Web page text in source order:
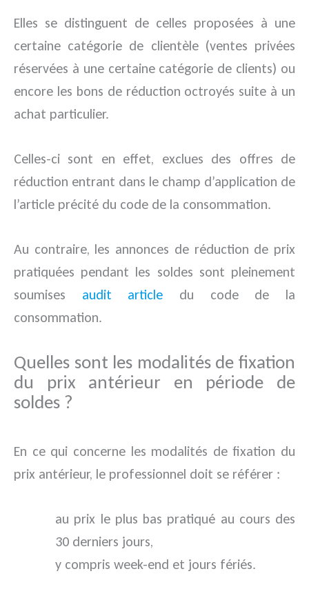
Elles se distinguent de celles proposées à une
certaine catégorie de clientèle (ventes privées
réservées à une certaine catégorie de clients) ou
encore les bons de réduction octroyés suite à un
achat particulier.
Celles-ci sont en effet, exclues des offres de
réduction entrant dans le champ d’application de
l’article précité du code de la consommation.
Au contraire, les annonces de réduction de prix
pratiquées pendant les soldes sont pleinement
soumises audit article du code de la
consommation.
Quelles sont les modalités de fixation
du prix antérieur en période de
soldes ?
En ce qui concerne les modalités de fixation du
prix antérieur, le professionnel doit se référer :
au prix le plus bas pratiqué au cours des
30 derniers jours,
y compris week-end et jours fériés.